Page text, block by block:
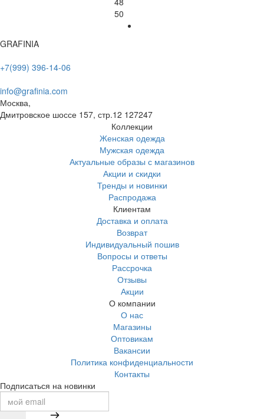
50
GRAFINIA
+7(999) 396-14-06
info@grafinia.com
Москва,
Дмитровское шоссе 157, стр.12 127247
Коллекции
Женская одежда
Мужская одежда
Актуальные образы с магазинов
Акции и скидки
Тренды и новинки
Распродажа
Клиентам
Доставка и оплата
Возврат
Индивидуальный пошив
Вопросы и ответы
Рассрочка
Отзывы
Акции
О компании
О нас
Магазины
Оптовикам
Вакансии
Политика конфиденциальности
Контакты
Подписаться на новинки